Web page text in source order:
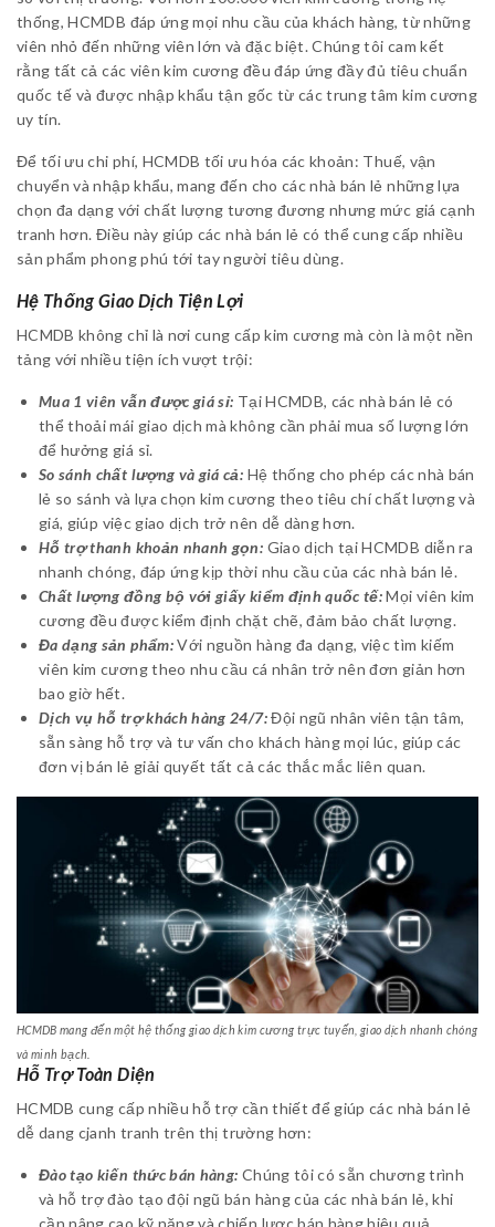
thống, HCMDB đáp ứng mọi nhu cầu của khách hàng, từ những
viên nhỏ đến những viên lớn và đặc biệt. Chúng tôi cam kết
rằng tất cả các viên kim cương đều đáp ứng đầy đủ tiêu chuẩn
quốc tế và được nhập khẩu tận gốc từ các trung tâm kim cương
uy tín.
Để tối ưu chi phí, HCMDB tối ưu hóa các khoản: Thuế, vận
chuyển và nhập khẩu, mang đến cho các nhà bán lẻ những lựa
chọn đa dạng với chất lượng tương đương nhưng mức giá cạnh
tranh hơn. Điều này giúp các nhà bán lẻ có thể cung cấp nhiều
sản phẩm phong phú tới tay người tiêu dùng.
Hệ Thống Giao Dịch Tiện Lợi
HCMDB không chỉ là nơi cung cấp kim cương mà còn là một nền
tảng với nhiều tiện ích vượt trội:
Mua 1 viên vẫn được giá sỉ: Tại HCMDB, các nhà bán lẻ có
thể thoải mái giao dịch mà không cần phải mua số lượng lớn
để hưởng giá sỉ.
So sánh chất lượng và giá cả: Hệ thống cho phép các nhà bán
lẻ so sánh và lựa chọn kim cương theo tiêu chí chất lượng và
giá, giúp việc giao dịch trở nên dễ dàng hơn.
Hỗ trợ thanh khoản nhanh gọn: Giao dịch tại HCMDB diễn ra
nhanh chóng, đáp ứng kịp thời nhu cầu của các nhà bán lẻ.
Chất lượng đồng bộ với giấy kiểm định quốc tế:Mọi viên kim
cương đều được kiểm định chặt chẽ, đảm bảo chất lượng.
Đa dạng sản phẩm:Với nguồn hàng đa dạng, việc tìm kiếm
viên kim cương theo nhu cầu cá nhân trở nên đơn giản hơn
bao giờ hết.
Dịch vụ hỗ trợ khách hàng 24/7:Đội ngũ nhân viên tận tâm,
sẵn sàng hỗ trợ và tư vấn cho khách hàng mọi lúc, giúp các
đơn vị bán lẻ giải quyết tất cả các thắc mắc liên quan.
HCMDB mang đến một hệ thống giao dịch kim cương trực tuyến, giao dịch nhanh chóng
và minh bạch.
Hỗ Trợ Toàn Diện
HCMDB cung cấp nhiều hỗ trợ cần thiết để giúp các nhà bán lẻ
dễ dang cjanh tranh trên thị trường hơn:
Đào tạo kiến thức bán hàng: Chúng tôi có sẵn chương trình
và hỗ trợ đào tạo đội ngũ bán hàng của các nhà bán lẻ, khi
cần nâng cao kỹ năng và chiến lược bán hàng hiệu quả.